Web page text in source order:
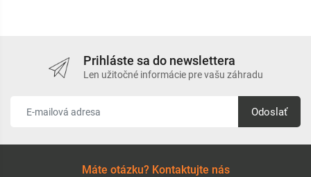
Prihláste sa do newslettera
Len užitočné informácie pre vašu záhradu
Odoslať
Máte otázku? Kontaktujte nás